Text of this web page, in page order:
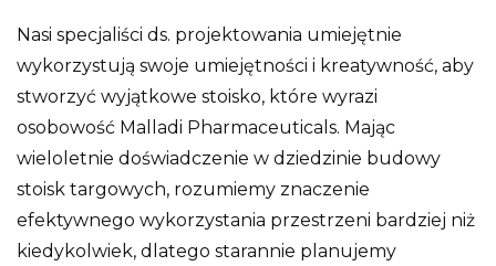
Nasi specjaliści ds. projektowania umiejętnie
wykorzystują swoje umiejętności i kreatywność, aby
stworzyć wyjątkowe stoisko, które wyrazi
osobowość Malladi Pharmaceuticals. Mając
wieloletnie doświadczenie w dziedzinie budowy
stoisk targowych, rozumiemy znaczenie
efektywnego wykorzystania przestrzeni bardziej niż
kiedykolwiek, dlatego starannie planujemy